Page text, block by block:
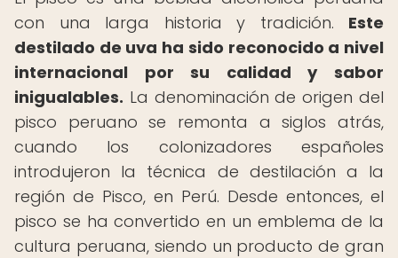
con una larga historia y tradición. Este
destilado de uva ha sido reconocido a nivel
internacional por su calidad y sabor
inigualables. La denominación de origen del
pisco peruano se remonta a siglos atrás,
cuando los colonizadores españoles
introdujeron la técnica de destilación a la
región de Pisco, en Perú. Desde entonces, el
pisco se ha convertido en un emblema de la
cultura peruana, siendo un producto de gran